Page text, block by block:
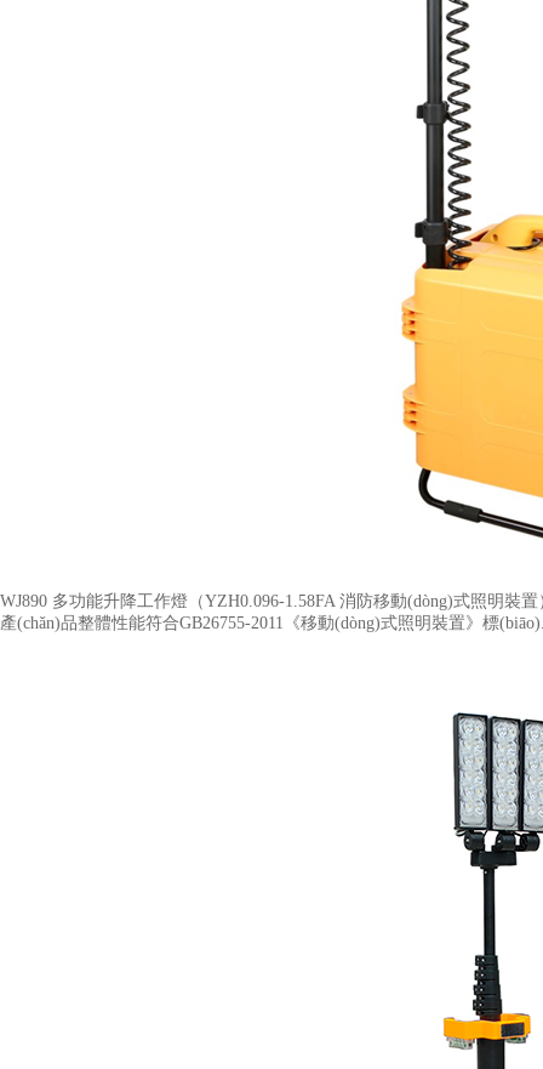
WJ890 多功能升降工作燈（YZH0.096-1.58FA 消防移動(dòng)式照明裝置​
產(chǎn)品整體性能符合GB26755-2011《移動(dòng)式照明裝置》標